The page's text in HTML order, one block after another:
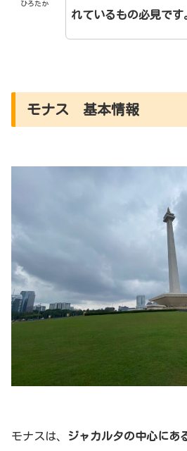
ひろたか
れているもの必見です
モナス 基本情報
モナスは、 ジャカルタの中心にあ